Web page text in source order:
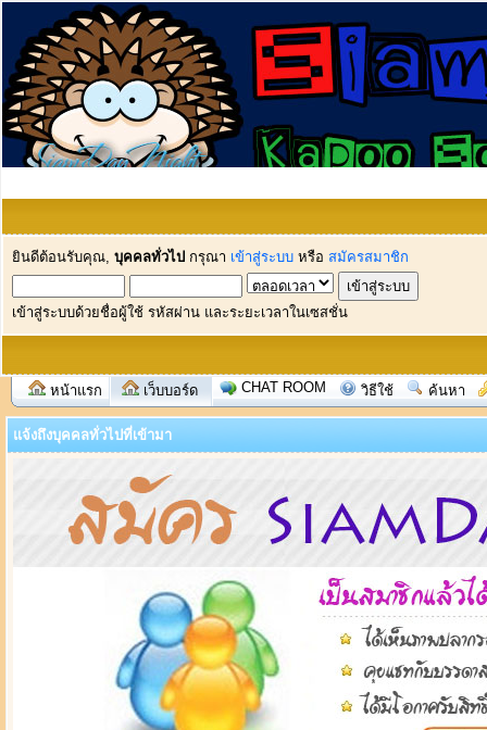
ยินดีต้อนรับคุณ, บุคคลทั่วไป กรุณา เข้าสู่ระบบ หรือ สมัครสมาชิก
เข้าสู่ระบบด้วยชื่อผู้ใช้ รหัสผ่าน และระยะเวลาในเซสชั่น
หน้าแรก เว็บบอร์ด CHAT ROOM วิธีใช้ ค้นหา
แจ้งถึงบุคคลทั่วไปที่เข้ามา